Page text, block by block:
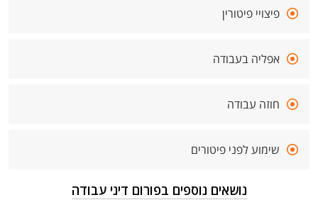
פיצויי פיטורין
אפליה בעבודה
חוזה עבודה
שימוע לפני פיטורים
נושאים נוספים בפורום דיני עבודה